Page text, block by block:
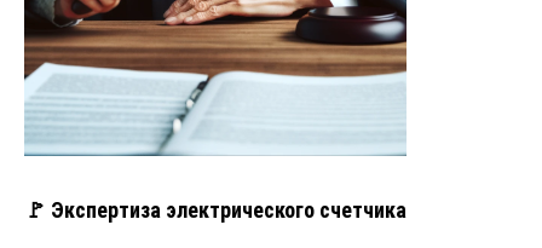
🚩 Экспертиза электрического счетчика